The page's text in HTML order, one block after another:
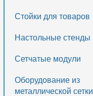
Стойки для товаров
Настольные стенды
Сетчатые модули
Оборудование из
металлической сетки